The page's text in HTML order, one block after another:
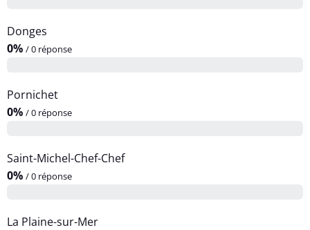
Donges
0% / 0 réponse
Pornichet
0% / 0 réponse
Saint-Michel-Chef-Chef
0% / 0 réponse
La Plaine-sur-Mer